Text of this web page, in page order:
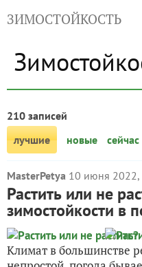
ЗИМОСТОЙКОСТЬ
210 записей
лучшие
новые
MasterPetya 10 июня 2022,
Растить или не
зимостойкости в
Климат в большинстве